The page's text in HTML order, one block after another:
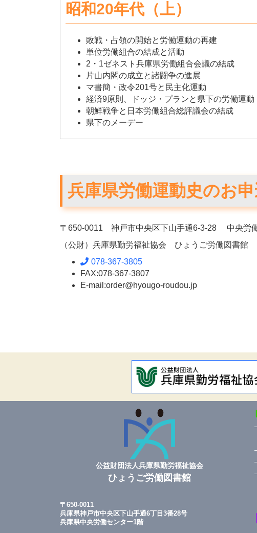
昭和20年代（上）
敗戦・占領の開始と労働運動の再建
単位労働組合の結成と活動
2・1ゼネスト兵庫県労働組合会議の結成
片山内閣の成立と諸闘争の進展
マ書簡・政令201号と民主化運動
経済9原則、ドッジ・プランと県下の労働運動
朝鮮戦争と日本労働組合総評議会の結成
県下のメーデー
兵庫県労働運動史のお
〒650-0011 神戸市中央区下山手通6-3-28 中央労
（公財）兵庫県勤労福祉協会 ひょうご労働図書館
078-367-3805
FAX:078-367-3807
E-mail:order@hyougo-roudou.jp
公益財団法人兵庫県勤労福祉協会
ひょうご労働図書館
〒650-0011
兵庫県神戸市中央区下山手通6丁目3番28号
兵庫県中央労働センター1階